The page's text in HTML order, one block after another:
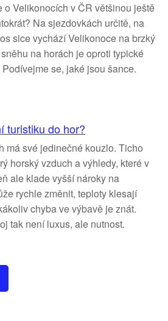
o Velikonocích v ČR většinou ještě
Na sjezdovkách určitě, na
sice vychází Velikonoce na brzký
na horách je oproti typické
se, jaké jsou šance.
turistiku do hor?
má své jedinečné kouzlo. Ticho
horský vzduch a výhledy, které v
ale klade vyšší nároky na
rychle změnit, teploty klesají
chyba ve výbavě je znát.
tak není luxus, ale nutnost.